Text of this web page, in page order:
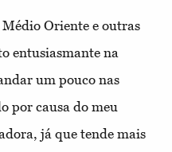
Oriente e outras
entusiasmante na
um pouco nas
por causa do meu
já que tende mais